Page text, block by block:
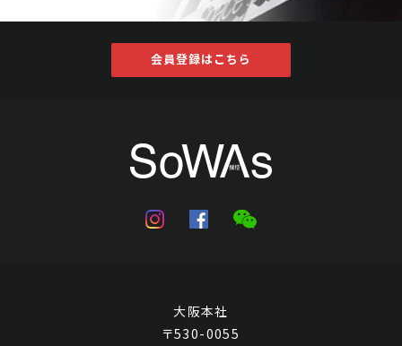
会員登録はこちら
大阪本社
〒530-0055